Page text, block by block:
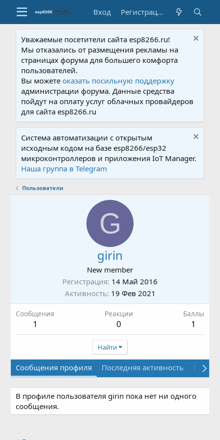
Вход Регистрация
Уважаемые посетители сайта esp8266.ru!
Мы отказались от размещения рекламы на
страницах форума для большего комфорта
пользователей.
Вы можетеоказать посильную поддержку
администрации форума. Данные средства
пойдут на оплату услуг облачных провайдеров
для сайта esp8266.ru
Система автоматизации с открытым
исходным кодом на базе esp8266/esp32
микроконтроллеров и приложения IoT Manager.
Наша группа в Telegram
Пользователи
G
girin
New member
Регистрация 14 Май 2016
Активность 19 Фев 2021
Сообщения
1
Реакции
0
Баллы
1
Найти
Сообщения профиля Последняя активность
В профиле пользователя girin пока нет ни одного
сообщения.